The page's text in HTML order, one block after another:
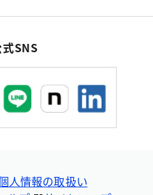
SNS
人情報の取扱い